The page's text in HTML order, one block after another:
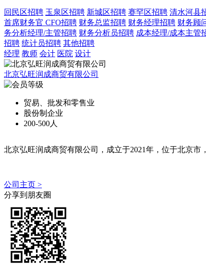
回民区招聘 玉泉区招聘 新城区招聘 赛罕区招聘 清水河县
首席财务官 CFO招聘 财务总监招聘 财务经理招聘 财务顾
务分析经理/主管招聘 财务分析员招聘 成本经理/成本主管
招聘 统计员招聘 其他招聘
经理 教师 会计 医院 设计
北京弘旺润成商贸有限公司
贸易、批发和零售业
股份制企业
200-500人
北京弘旺润成商贸有限公司，成立于2021年，位于北京市
公司主页 >
分享到朋友圈